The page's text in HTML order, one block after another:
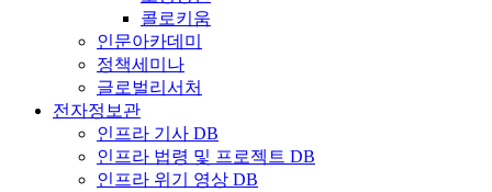
콜로키움
인문아카데미
정책세미나
글로벌리서처
전자정보관
인프라 기사 DB
인프라 법령 및 프로젝트 DB
인프라 위기 영상 DB